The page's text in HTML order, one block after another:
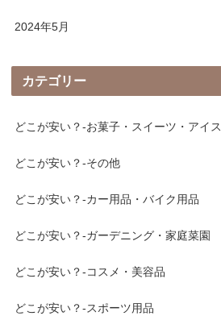
2024年5月
カテゴリー
どこが安い？-お菓子・スイーツ・アイス
どこが安い？-その他
どこが安い？-カー用品・バイク用品
どこが安い？-ガーデニング・家庭菜園
どこが安い？-コスメ・美容品
どこが安い？-スポーツ用品